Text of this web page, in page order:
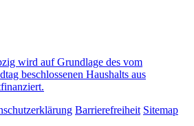
wird auf Grundlage des vom
beschlossenen Haushalts aus
Barrierefreiheit Sitemap